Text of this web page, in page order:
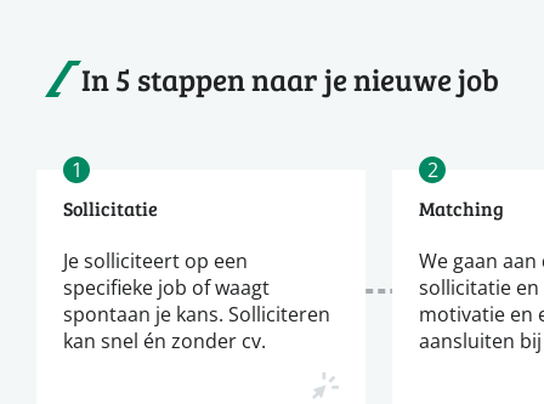
In 5 stappen naar je nieuwe job
1
Sollicitatie
Je solliciteert op een
specifieke job of waagt
spontaan je kans. Solliciteren
kan snel én zonder cv.
2
Matching
We gaan
sollicitatie
motivatie en
aansluiten